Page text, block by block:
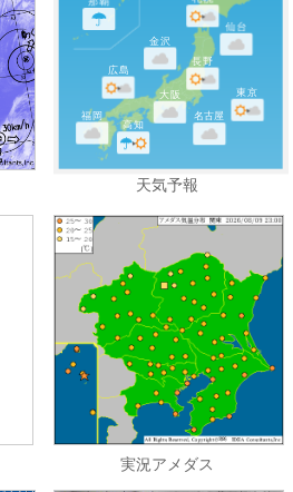
仙台
金沢
東京
長野
名古屋
大阪
広島
高知
福岡
天気予報
実況アメダス